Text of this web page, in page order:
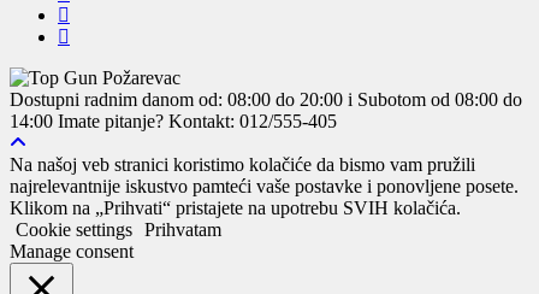
Dostupni radnim danom od: 08:00 do 20:00 i Subotom od 08:00 do
14:00 Imate pitanje? Kontakt: 012/555-405
Na našoj veb stranici koristimo kolačiće da bismo vam pružili
najrelevantnije iskustvo pamteći vaše postavke i ponovljene posete.
Klikom na „Prihvati“ pristajete na upotrebu SVIH kolačića.
Cookie settings Prihvatam
Manage consent